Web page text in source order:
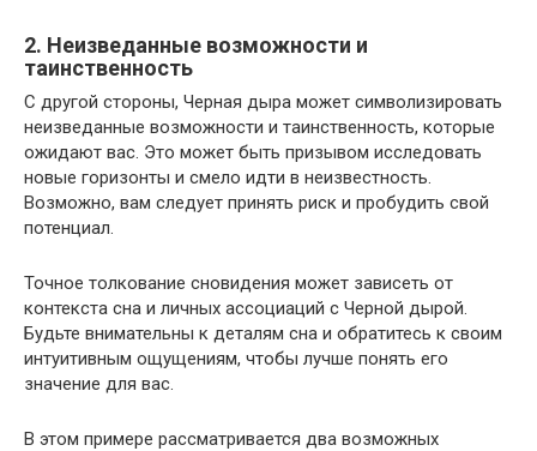
2. Неизведанные возможности и
таинственность
С другой стороны, Черная дыра может символизировать
неизведанные возможности и таинственность, которые
ожидают вас. Это может быть призывом исследовать
новые горизонты и смело идти в неизвестность.
Возможно, вам следует принять риск и пробудить свой
потенциал.
Точное толкование сновидения может зависеть от
контекста сна и личных ассоциаций с Черной дырой.
Будьте внимательны к деталям сна и обратитесь к своим
интуитивным ощущениям, чтобы лучше понять его
значение для вас.
В этом примере рассматривается два возможных